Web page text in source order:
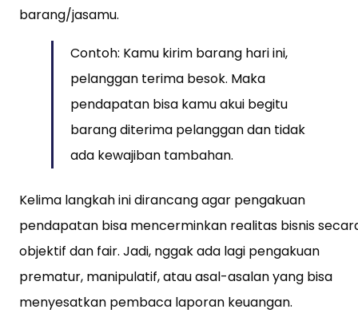
barang/jasamu.
Contoh: Kamu kirim barang hari ini,
pelanggan terima besok. Maka
pendapatan bisa kamu akui begitu
barang diterima pelanggan dan tidak
ada kewajiban tambahan.
Kelima langkah ini dirancang agar pengakuan
pendapatan bisa mencerminkan realitas bisnis
objektif dan fair. Jadi, nggak ada lagi pengakuan
prematur, manipulatif, atau asal-asalan yang bisa
menyesatkan pembaca laporan keuangan.